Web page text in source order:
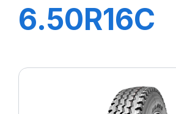
6.50R16C